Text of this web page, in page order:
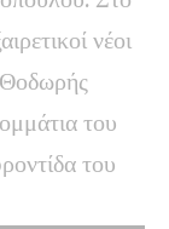
νέοι
Θοδωρής
του
του